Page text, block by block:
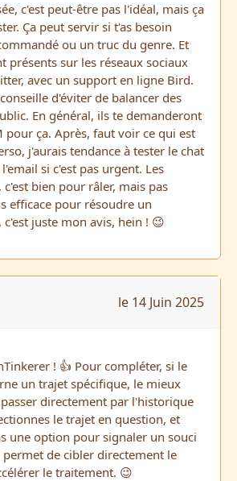
c'est peut-être pas l'idéal, mais ça
Ça peut servir si t'as besoin
ou un truc du genre. Et
présents sur les réseaux sociaux
avec un support en ligne Bird.
d'éviter de balancer des
En général, ils te demanderont
pour ça. Après, faut voir ce qui est
j'aurais tendance à tester le chat
si c'est pas urgent. Les
c'est bien pour râler, mais pas
efficace pour résoudre un
juste mon avis, hein ! 😉
le 14 Juin 2025
! 👍 Pour compléter, si le
un trajet spécifique, le mieux
directement par l'historique
le trajet en question, et
une option pour signaler un souci
permet de cibler directement le
le traitement. 😉